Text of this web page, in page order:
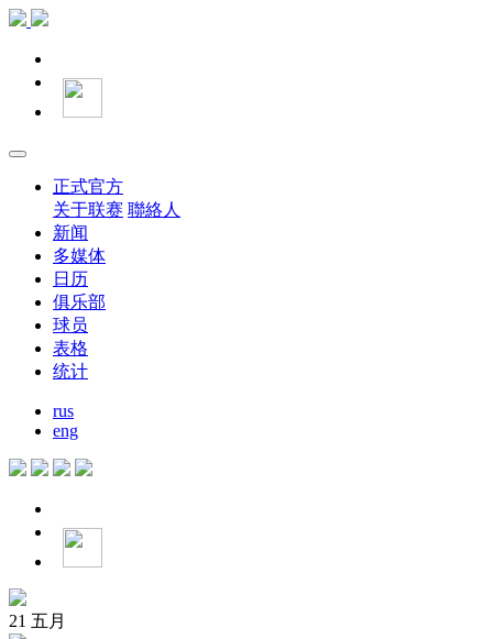
正式官方
关于联赛 聯絡人
新闻
多媒体
日历
俱乐部
球员
表格
统计
rus
eng
21 五月